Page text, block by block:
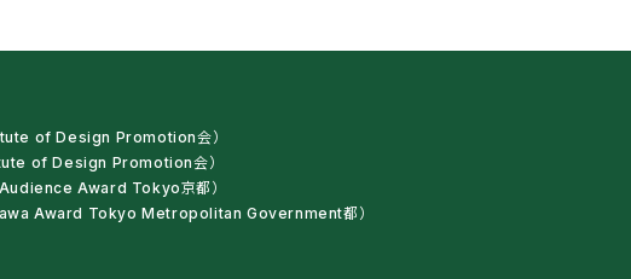
of Design Promotion会）
of Design Promotion会）
Award Tokyo京都）
Award Tokyo Metropolitan Government都）